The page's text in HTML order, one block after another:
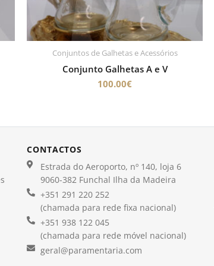
Conjuntos de Galhetas e Acessórios
Conjunto Galhetas A e V
100.00€
CONTACTOS
Estrada do Aeroporto, nº 140, loja 6
9060-382 Funchal Ilha da Madeira
+351 291 220 252
(chamada para rede fixa nacional)
+351 938 122 045
(chamada para rede móvel nacional)
geral@paramentaria.com